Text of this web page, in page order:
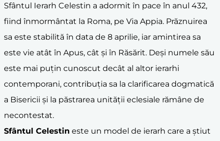
Sfântul Ierarh Celestin a adormit în pace în anul 432,
fiind înmormântat la Roma, pe Via Appia. Prăznuirea
sa este stabilită în data de 8 aprilie, iar amintirea sa
este vie atât în Apus, cât și în Răsărit. Deși numele său
este mai puțin cunoscut decât al altor ierarhi
contemporani, contribuția sa la clarificarea dogmatică
a Bisericii și la păstrarea unității eclesiale rămâne de
necontestat.
Sfântul Celestin este un model de ierarh care a știut